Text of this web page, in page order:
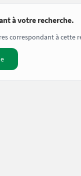
à votre recherche.
correspondant à cette